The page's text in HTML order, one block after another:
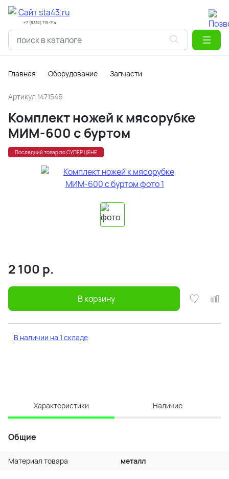
+7 (8332) 715-714
Главная Оборудование Запчасти
Артикул 1471546
Комплект ножей к мясорубке
МИМ-600 с буртом
Последний товар по СУПЕР ЦЕНЕ
2 100 р.
В корзину
В наличии на 1 складе
Характеристики Наличие
Общие
Материал товара металл